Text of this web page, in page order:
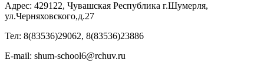
Адрес: 429122, Чувашская Республика г.Шумерля,
ул.Черняховского,д.27
Тел: 8(83536)29062, 8(83536)23886
Е-mail: shum-school6@rchuv.ru